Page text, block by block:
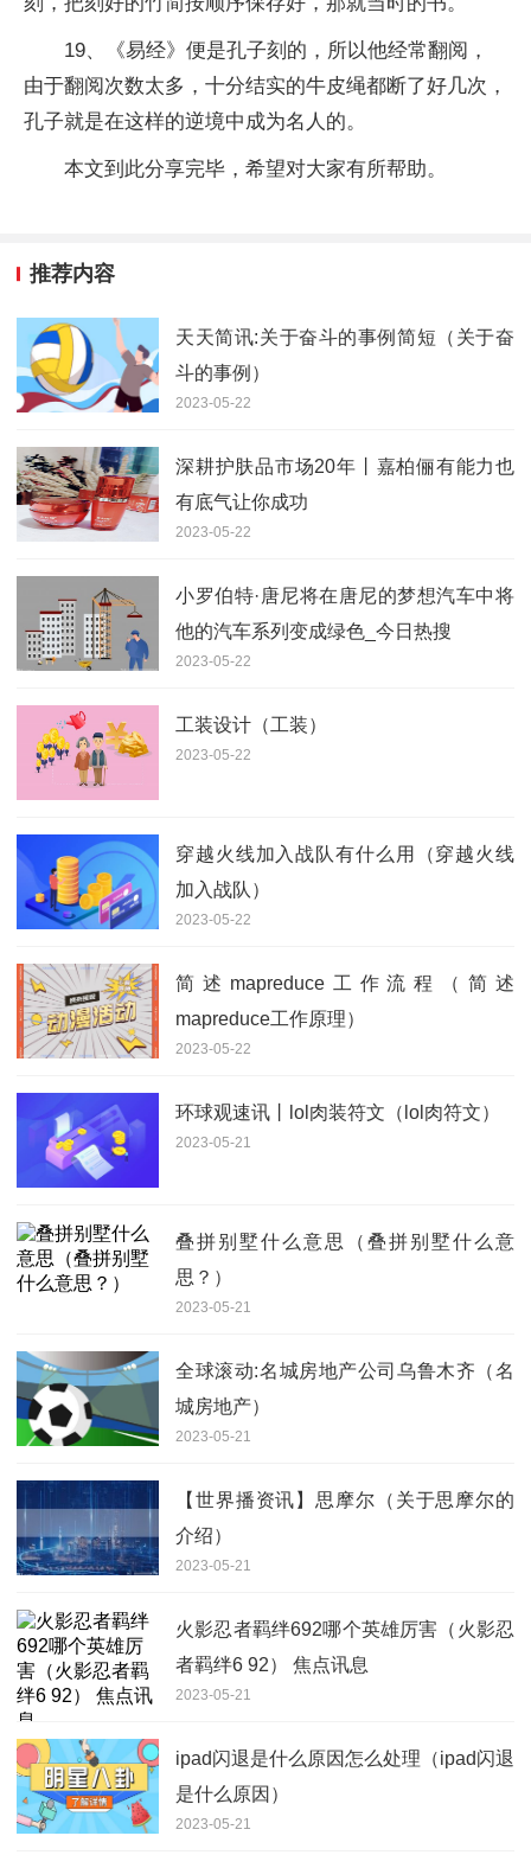
19、《易经》便是孔子刻的，所以他经常翻阅，
由于翻阅次数太多，十分结实的牛皮绳都断了好几次，
孔子就是在这样的逆境中成为名人的。
本文到此分享完毕，希望对大家有所帮助。
推荐内容
天天简讯:关于奋斗的事例简短（关于奋
斗的事例）
2023-05-22
深耕护肤品市场20年丨嘉柏俪有能力也
有底气让你成功
2023-05-22
小罗伯特·唐尼将在唐尼的梦想汽车中将
他的汽车系列变成绿色_今日热搜
2023-05-22
工装设计（工装）
2023-05-22
穿越火线加入战队有什么用（穿越火线
加入战队）
2023-05-22
简述mapreduce工作流程（简述
mapreduce工作原理）
2023-05-22
环球观速讯丨lol肉装符文（lol肉符文）
2023-05-21
叠拼别墅什么意思（叠拼别墅什么意
思？）
2023-05-21
全球滚动:名城房地产公司乌鲁木齐（名
城房地产）
2023-05-21
【世界播资讯】思摩尔（关于思摩尔的
介绍）
2023-05-21
火影忍者羁绊692哪个英雄厉害（火影忍
者羁绊6 92） 焦点讯息
2023-05-21
ipad闪退是什么原因怎么处理（ipad闪退
是什么原因）
2023-05-21